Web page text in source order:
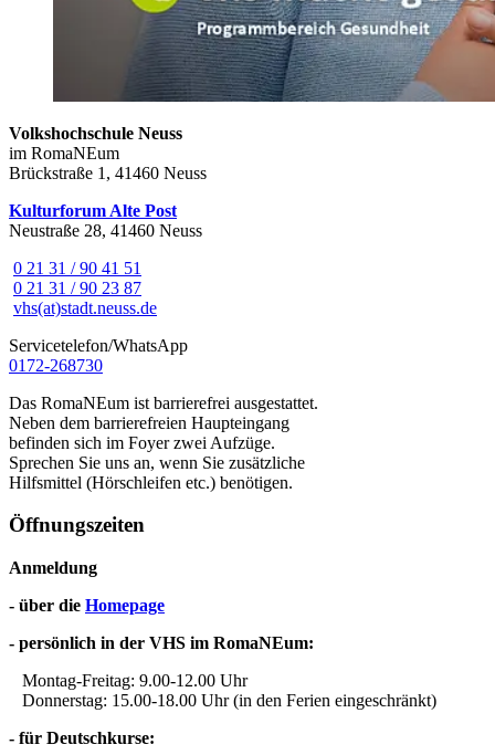
Volkshochschule Neuss
im RomaNEum
Brückstraße 1, 41460 Neuss
Kulturforum Alte Post
Neustraße 28, 41460 Neuss
0 21 31 / 90 41 51
0 21 31 / 90 23 87
vhs(at)stadt.neuss.de
Servicetelefon/WhatsApp
0172-268730
Das RomaNEum ist barrierefrei ausgestattet.
Neben dem barrierefreien Haupteingang
befinden sich im Foyer zwei Aufzüge.
Sprechen Sie uns an, wenn Sie zusätzliche
Hilfsmittel (Hörschleifen etc.) benötigen.
Öffnungszeiten
Anmeldung
- über die Homepage
- persönlich in der VHS im RomaNEum:
Montag-Freitag: 9.00-12.00 Uhr
Donnerstag: 15.00-18.00 Uhr (in den Ferien eingeschränkt)
- für Deutschkurse: